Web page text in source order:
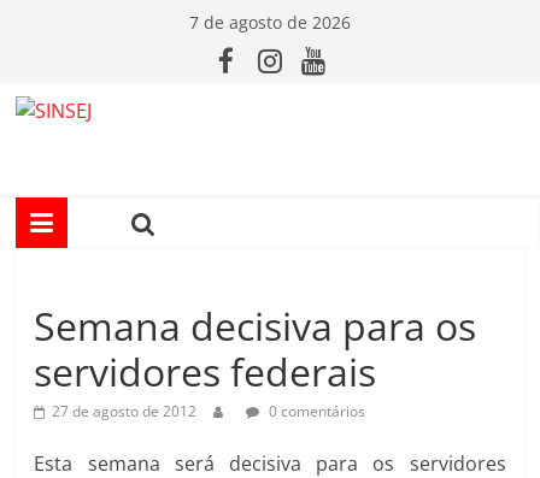
conteúdo
7 de agosto de 2026
I
S
E
Semana decisiva para os
servidores federais
27 de agosto de 2012 0 comentários
Esta semana será decisiva para os servidores